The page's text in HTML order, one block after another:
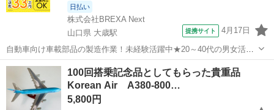
日払い
株式会社BREXA Next
山口県 大歳駅
提携サイト 4月17日
自動車向け車載部品の製造作業！未経験活躍中★20～40代の男女活躍
中！友達同士での応募OK！備品付きワンルーム寮費無料！赴任旅費会
社負担！生活支援物資事前対応可◎格安食堂利用可！年間休日135日
♪《山口県山口市》 人気の工...
山口 山口市 大歳駅 その他
100回搭乗記念品としてもらった貴重品
Korean Air A380-800…
5,800円